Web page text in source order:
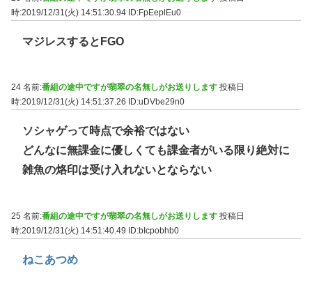
時:2019/12/31(火) 14:51:30.94 ID:FpEeplEu0
マジレスするとFGO
24 名前:番組の途中ですが翡翠の名無しがお送りします 投稿日
時:2019/12/31(火) 14:51:37.26
ID:uDVbe29n0
ソシャゲって時点で余裕ではない
どんなに無課金に優しくても課金者がいる限り絶対に
雑魚の烙印は受け入れないとならない
25 名前:番組の途中ですが翡翠の名無しがお送りします 投稿日
時:2019/12/31(火) 14:51:40.49
ID:bIcpobhb0
ねこあつめ